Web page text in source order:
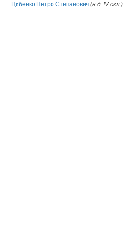
Цибенко Петро Степанович (н.д. IV скл.)